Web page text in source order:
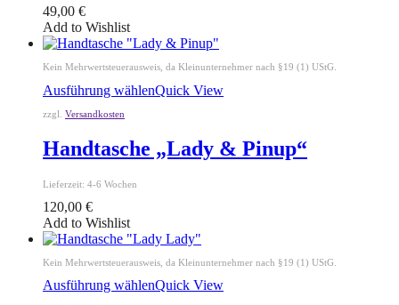
49,00 €
Add to Wishlist
Kein Mehrwertsteuerausweis, da Kleinunternehmer nach §19 (1) UStG.
Ausführung wählenQuick View
zzgl. Versandkosten
Handtasche „Lady & Pinup“
Lieferzeit: 4-6 Wochen
120,00 €
Add to Wishlist
Kein Mehrwertsteuerausweis, da Kleinunternehmer nach §19 (1) UStG.
Ausführung wählenQuick View